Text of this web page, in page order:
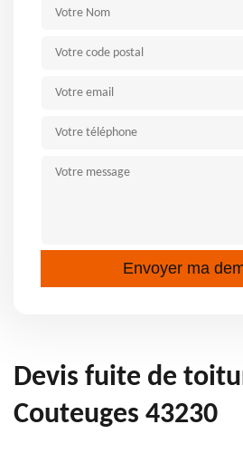
Devis fuite de
Couteuges 43230